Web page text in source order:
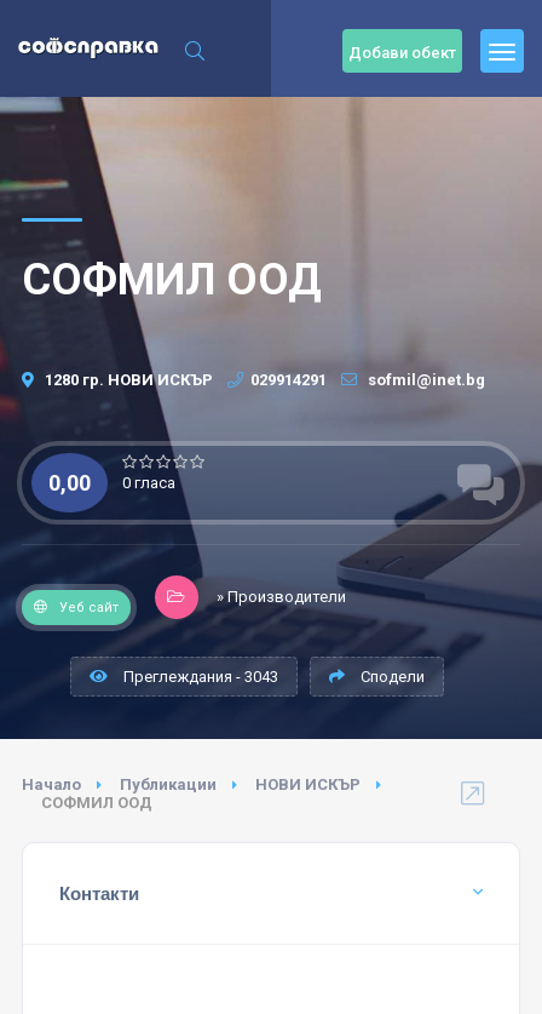
Добави обект
СОФМИЛ ООД
1280 гр. НОВИ ИСКЪР 029914291 sofmil@inet.bg
0,00 0 гласа
Уеб сайт
» Производители
Преглеждания - 3043 Сподели
Начало Публикации
НОВИ ИСКЪР
СОФМИЛ ООД
Контакти